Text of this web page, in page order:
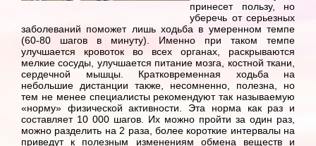
принесет пользу, но
уберечь от серьезных
заболеваний поможет лишь ходьба в умеренном темпе
(60-80 шагов в минуту). Именно при таком темпе
улучшается кровоток во всех органах, раскрываются
мелкие сосуды, улучшается питание мозга, костной ткани,
сердечной мышцы. Кратковременная ходьба на
небольшие дистанции также, несомненно, полезна, но
тем не менее специалисты рекомендуют так называемую
«норму» физической активности. Эта норма как раз и
составляет 10 000 шагов. Их можно пройти за один раз,
можно разделить на 2 раза, более короткие интервалы на
приведут к полезным изменениям обмена веществ и